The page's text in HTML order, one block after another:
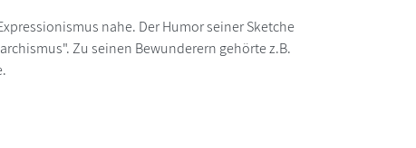
nahe. Der Humor seiner Sketche
Zu seinen Bewunderern gehörte z.B.